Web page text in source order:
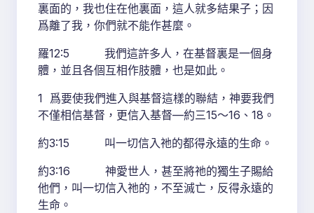
裏面的，我也住在他裏面，這人就多結果子；因
爲離了我，你們就不能作甚麼。
羅12:5 我們這許多人，在基督裏是一個身
體，並且各個互相作肢體，也是如此。
1 爲要使我們進入與基督這樣的聯結，神要我們
不僅相信基督，更信入基督—約三15～16、18。
約3:15 叫一切信入祂的都得永遠的生命。
約3:16 神愛世人，甚至將祂的獨生子賜給
他們，叫一切信入祂的，不至滅亡，反得永遠的
生命。